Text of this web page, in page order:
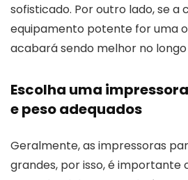
sofisticado. Por outro lado, se a
equipamento potente for uma
acabará sendo melhor no
Escolha uma
e peso adequados
Geralmente, as impressoras
grandes, por isso, é